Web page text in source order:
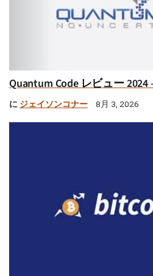
Quantum Code レビュー
に ジェイソンコナー 8月 3, 2026